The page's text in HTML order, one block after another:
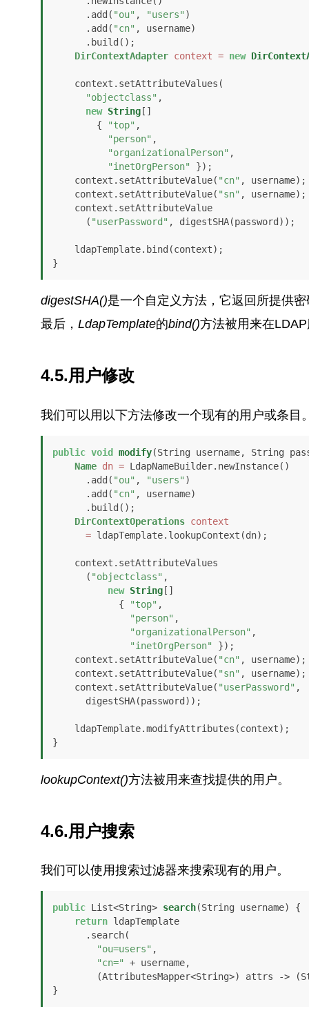
      .add(
"ou" , "users" )
      .add(
"cn" , username)
DirContextAdapter context = new
"objectclass" ,
new String[]
        {
"top" ,
"person" ,
"organizationalPerson" ,
"inetOrgPerson"
});
    context.setAttributeValue(
"cn" , username);
    context.setAttributeValue(
"sn" , username);
      (
"userPassword" , digestSHA(password));
}
digestSHA()是一个自定义方法，它返回所提供
最后， LdapTemplate的bind()方法被用来在
4.5.用户修改
我们可以用以下方法修改一个现有的用户或条目
public void modify(String username, String
Name dn = LdapNameBuilder.newInstance()
      .add(
"ou" , "users" )
      .add(
"cn" , username)
DirContextOperations context
= ldapTemplate.lookupContext(dn);
      (
"objectclass" ,
new String[]
            {
"top" ,
"person" ,
"organizationalPerson" ,
"inetOrgPerson"
});
    context.setAttributeValue(
"cn" , username);
    context.setAttributeValue(
"sn" , username);
    context.setAttributeValue(
"userPassword" ,
}
lookupContext()方法被用来查找提供的用户。
4.6.用户搜索
我们可以使用搜索过滤器来搜索现有的用户。
public List<String> search(String username)
{
return ldapTemplate
"ou=users" ,
"cn="
+ username,
(AttributesMapper<String>) attrs ->
}